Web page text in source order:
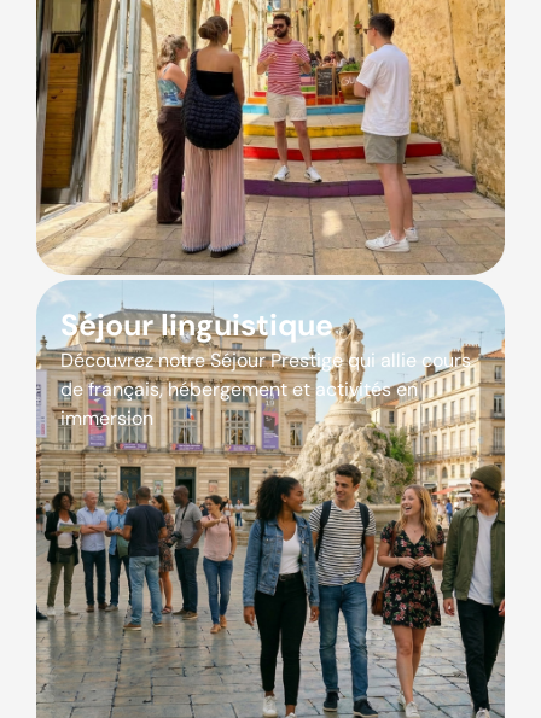
Séjour linguistique
Découvrez notre Séjour Prestige qui allie cours
de français, hébergement et activités en
immersion